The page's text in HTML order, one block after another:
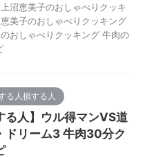
上沼恵美子のおしゃべりクッキ
恵美子のおしゃべりクッキング
のおしゃべりクッキング 牛肉の
る人損する人
る人】ウル得マンVS道
ドリーム3 牛肉30分ク